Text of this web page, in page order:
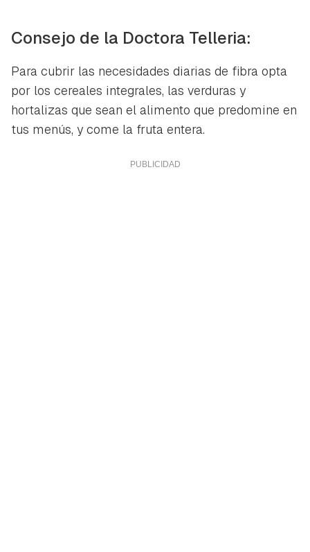
Consejo de la Doctora Telleria:
Para cubrir las necesidades diarias de fibra opta
por los cereales integrales, las verduras y
hortalizas que sean el alimento que predomine en
tus menús, y come la fruta entera.